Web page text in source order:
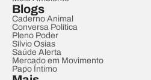
Blogs
Caderno Animal
Conversa Política
Pleno Poder
Sílvio Osias
Saúde Alerta
Mercado em Movimento
Papo Íntimo